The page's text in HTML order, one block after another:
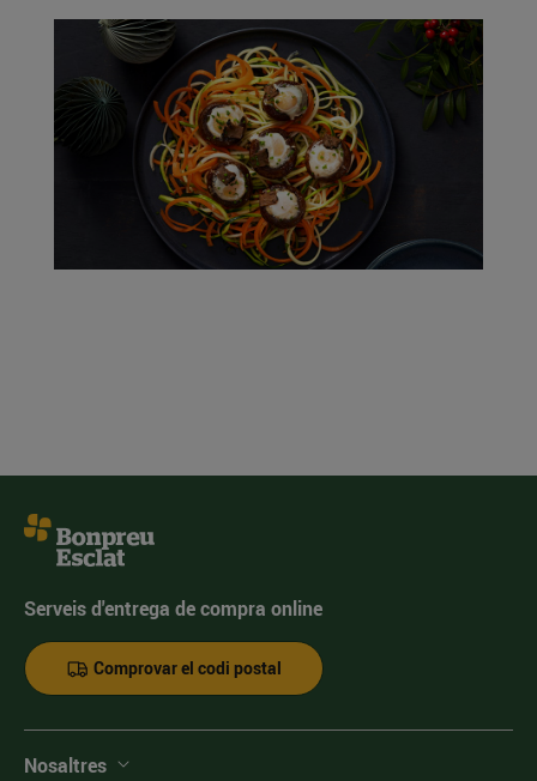
Serveis d'entrega de compra online
Comprovar el codi postal
Nosaltres